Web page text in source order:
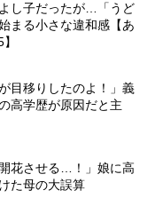
し子だったが…「うど
まる小さな違和感【あ
目移りしたのよ！」義
高学歴が原因だと主
花させる…！」娘に高
た母の大誤算